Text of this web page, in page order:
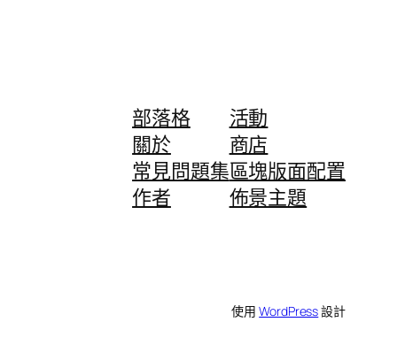
部落格
關於
常見問題集
作者
活動
商店
區塊版面配置
佈景主題
使用WordPress設計